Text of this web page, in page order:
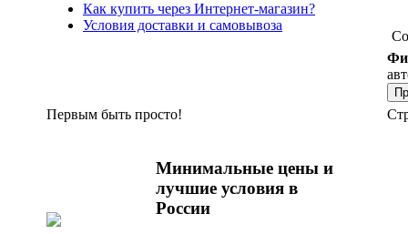
Как купить через Интернет-магазин?
Условия доставки и самовывоза
Первым быть просто!
Минимальные цены и
лучшие условия в
России